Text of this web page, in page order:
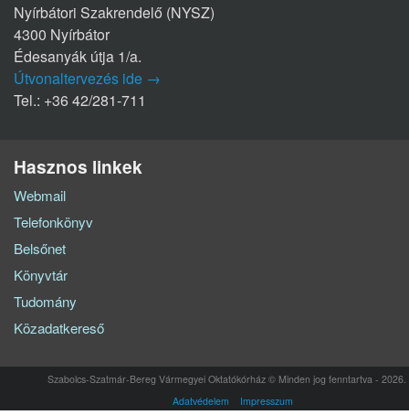
Nyírbátori Szakrendelő (NYSZ)
4300 Nyírbátor
Édesanyák útja 1/a.
Útvonaltervezés ide →
Tel.: +36 42/281-711
Hasznos linkek
Webmail
Telefonkönyv
Belsőnet
Könyvtár
Tudomány
Közadatkereső
Szabolcs-Szatmár-Bereg Vármegyei Oktatókórház © Minden jog fenntartva - 2026.
Adatvédelem
Impresszum